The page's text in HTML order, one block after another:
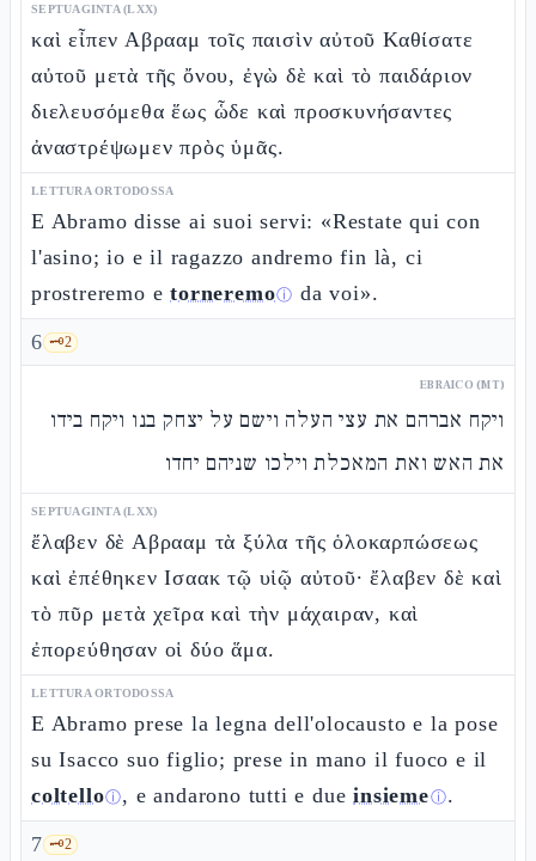
SEPTUAGINTA (LXX)
καὶ εἶπεν Αβρααμ τοῖς παισὶν αὐτοῦ Καθίσατε
αὐτοῦ μετὰ τῆς ὄνου, ἐγὼ δὲ καὶ τὸ παιδάριον
διελευσόμεθα ἕως ὧδε καὶ προσκυνήσαντες
ἀναστρέψωμεν πρὸς ὑμᾶς.
LETTURA ORTODOSSA
E Abramo disse ai suoi servi: «Restate qui con
l'asino; io e il ragazzo andremo fin là, ci
prostreremo etorneremoⓘ da voi».
6 🗝️2
EBRAICO (MT)
ויקח אברהם את עצי העלה וישם על יצחק בנו ויקח בידו
את האש ואת המאכלת וילכו שניהם יחדו
SEPTUAGINTA (LXX)
ἔλαβεν δὲ Αβρααμ τὰ ξύλα τῆς ὁλοκαρπώσεως
καὶ ἐπέθηκεν Ισαακ τῷ υἱῷ αὐτοῦ· ἔλαβεν δὲ καὶ
τὸ πῦρ μετὰ χεῖρα καὶ τὴν μάχαιραν, καὶ
ἐπορεύθησαν οἱ δύο ἅμα.
LETTURA ORTODOSSA
E Abramo prese la legna dell'olocausto e la pose
su Isacco suo figlio; prese in mano il fuoco e il
coltelloⓘ, e andarono tutti e dueinsiemeⓘ.
7 🗝️2